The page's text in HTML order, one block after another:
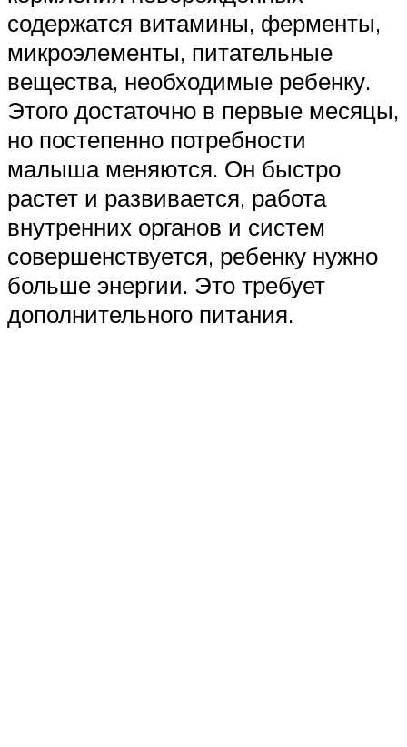
содержатся витамины, ферменты,
микроэлементы, питательные
вещества, необходимые ребенку.
Этого достаточно в первые месяцы,
но постепенно потребности
малыша меняются. Он быстро
растет и развивается, работа
внутренних органов и систем
совершенствуется, ребенку нужно
больше энергии. Это требует
дополнительного питания.